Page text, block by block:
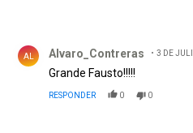
AL Alvaro_Contreras 3 DE
Grande Fausto!!!!!
RESPONDER 0 0